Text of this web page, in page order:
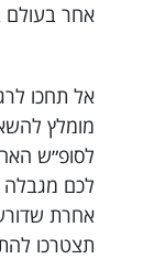
אחר בעולם
אל תחכו
מומלץ
לסופ״ש
לכם מגבלה
אחרת
תצטרכו